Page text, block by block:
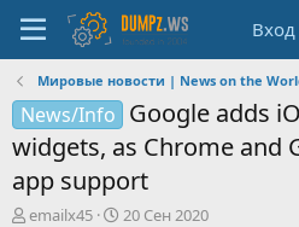
Вход
Мировые новости | News on the
News/Info Google adds
widgets, as Chrome and
app support
А
emailx45
Д
20 Сен 2020